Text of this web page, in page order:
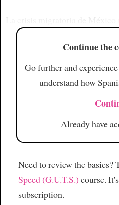
Continue the
Go further and
understand how
Already have
Need to review the basics?
Speed (G.U.T.S.) course.
subscription.